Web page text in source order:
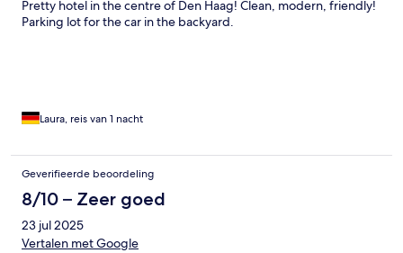
Pretty hotel in the centre of Den Haag! Clean, modern, friendly!
Parking lot for the car in the backyard.
Laura, reis van 1 nacht
Geverifieerde beoordeling
8/10 – Zeer goed
23 jul 2025
Vertalen met Google